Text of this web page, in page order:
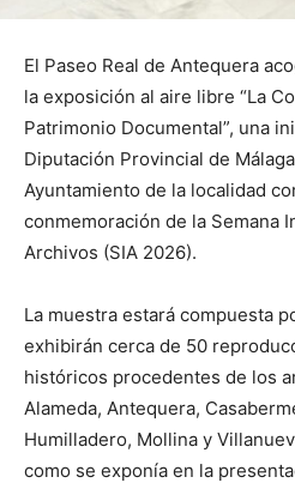
El Paseo Real de Antequera
la exposición al aire libre “La
Patrimonio Documental”, una
Diputación Provincial de
Ayuntamiento de la localidad
conmemoración de la Semana
Archivos (SIA 2026).
La muestra estará compuesta
exhibirán cerca de 50
históricos procedentes de los
Alameda, Antequera,
Humilladero, Mollina y
como se exponía en la